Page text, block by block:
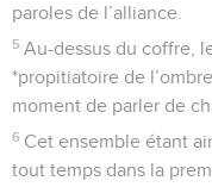
paroles de l’alliance.
5 Au-dessus du coffre,
*propitiatoire de
moment de parler de
6 Cet ensemble étant
tout temps dans la